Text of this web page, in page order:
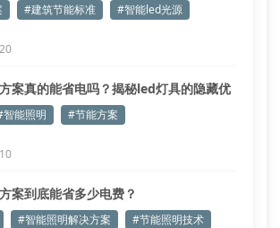
#建筑节能标准 #智能led光源
案真的能省电吗？揭秘led灯具的隐藏优
智能照明 #节能方案
案到底能省多少电费？
#智能照明解决方案 #节能照明技术